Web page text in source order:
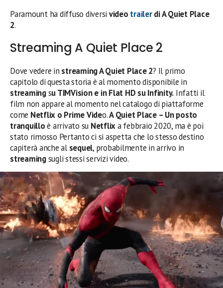
Paramount ha diffuso diversi video trailerdi A Quiet Place
2.
Streaming A Quiet Place 2
Dove vedere in streaming A Quiet Place 2? Il primo
capitolo di questa storia è al momento disponibile in
streamingsu TIMVision e in Flat HD su Infinity. Infatti il
film non appare al momento nel catalogo di piattaforme
come Netflix o Prime Video.A Quiet Place – Un posto
tranquilloè arrivato su Netflixa febbraio 2020, ma è poi
stato rimosso Pertanto ci si aspetta che lo stesso destino
capiterà anche al sequel, probabilmente in arrivo in
streamingsugli stessi servizi video.